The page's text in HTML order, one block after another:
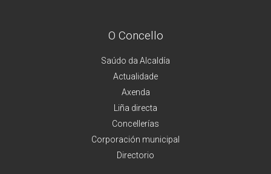
O Concello
Saúdo da Alcaldía
Actualidade
Axenda
Liña directa
Concellerías
Corporación municipal
Directorio